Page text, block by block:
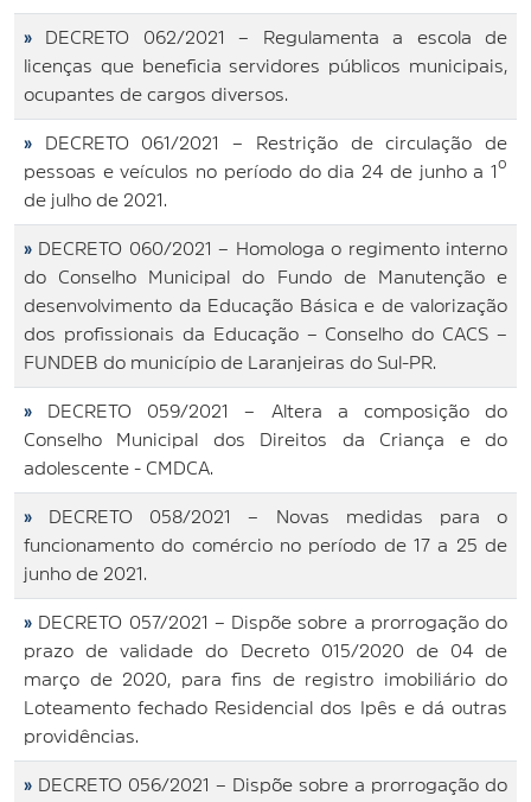
» DECRETO 062/2021 – Regulamenta a escola de
licenças que beneficia servidores públicos municipais,
ocupantes de cargos diversos.
»
DECRETO 061/2021 – Restrição de circulação de
pessoas e veículos no período do dia 24 de junho a 1º
de julho de 2021.
» DECRETO 060/2021 – Homologa o regimento interno
do Conselho Municipal do Fundo de Manutenção e
desenvolvimento da Educação Básica e de valorização
dos profissionais da Educação – Conselho do CACS –
FUNDEB do município de Laranjeiras do Sul-PR.
»
DECRETO 059/2021 – Altera a composição do
Conselho Municipal dos Direitos da Criança e do
adolescente - CMDCA.
»
DECRETO 058/2021 – Novas medidas para o
funcionamento do comércio no período de 17 a 25 de
junho de 2021.
» DECRETO 057/2021 – Dispõe sobre a prorrogação do
prazo de validade do Decreto 015/2020 de 04 de
março de 2020, para fins de registro imobiliário do
Loteamento fechado Residencial dos Ipês e dá outras
providências.
» DECRETO 056/2021 – Dispõe sobre a prorrogação do